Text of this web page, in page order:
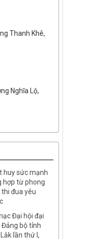
Thanh Khê,
Nghĩa Lộ,
huy sức mạnh
hợp từ phong
đua yêu
Đại hội đại
Đảng bộ tỉnh
lần thứ I,